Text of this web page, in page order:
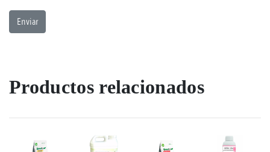
Productos relacionados